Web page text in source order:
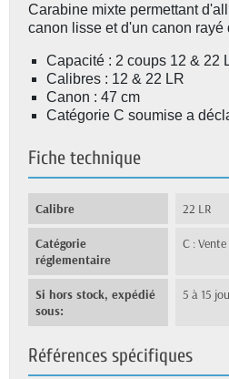
Carabine mixte permettant
canon lisse et d'un canon rayé
Capacité : 2 coups 12 & 22
Calibres : 12 & 22 LR
Canon : 47 cm
Catégorie C soumise a
Fiche technique
Calibre 22 LR
Catégorie
réglementaire
C :
Si hors stock, expédié
sous:
5 à 15
Références spécifiques